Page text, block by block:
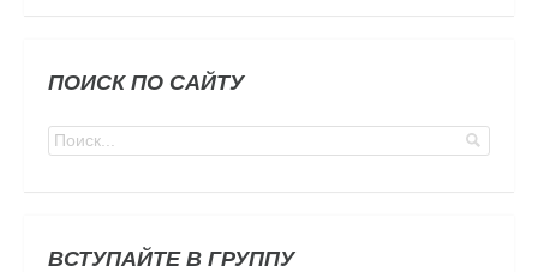
ПОИСК ПО САЙТУ
ВСТУПАЙТЕ В ГРУППУ